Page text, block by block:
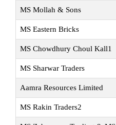
MS Mollah & Sons
MS Eastern Bricks
MS Chowdhury Choul Kall1
MS Sharwar Traders
Aamra Resources Limited
MS Rakin Traders2